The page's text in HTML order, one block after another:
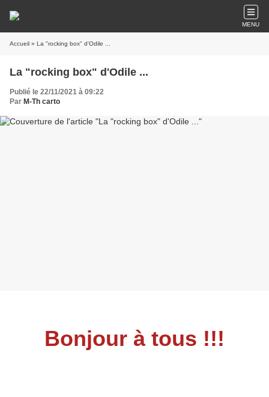
MENU
Accueil » La "rocking box" d'Odile ...
La "rocking box" d'Odile ...
Publié le 22/11/2021 à 09:22
Par M-Th carto
Bonjour à tous !!!